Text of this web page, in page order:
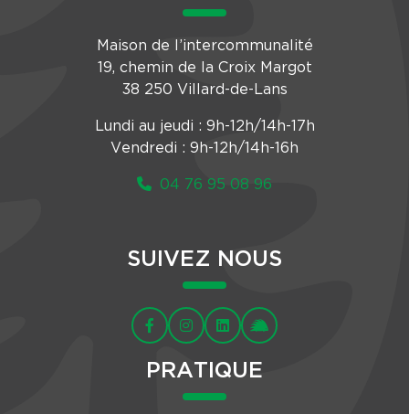
Maison de l’intercommunalité
19, chemin de la Croix Margot
38 250 Villard-de-Lans
Lundi au jeudi : 9h-12h/14h-17h
Vendredi : 9h-12h/14h-16h
04 76 95 08 96
SUIVEZ NOUS
PRATIQUE